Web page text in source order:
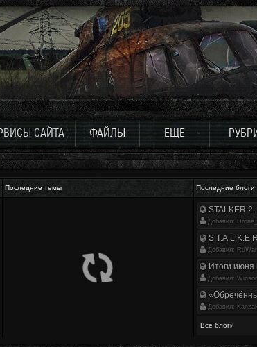
САЙТА ФАЙЛЫ ЕЩЕ
Последние темы Последние блоги
STALKER
Добавил:
Добавил: RuWar
Итоги июня
Добавил: Winsor
Добавил:
Все блоги